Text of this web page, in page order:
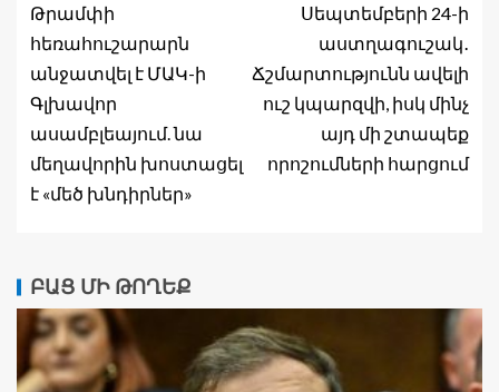
Թրամփի
հեռահուշարարն
անջատվել է ՄԱԿ-ի
Գլխավոր
ասամբլեայում. նա
մեղավորին խոստացել
է «մեծ խնդիրներ»
Սեպտեմբերի 24-ի
աստղագուշակ․
Ճշմարտությունն ավելի
ուշ կպարզվի, իսկ մինչ
այդ մի շտապեք
որոշումների հարցում
ԲԱՑ ՄԻ ԹՈՂԵՔ